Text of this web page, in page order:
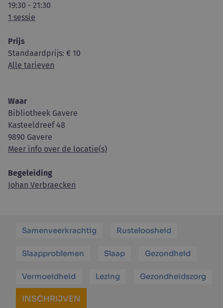
19:30 - 21:30
1 sessie
Prijs
Standaardprijs: € 10
Alle tarieven
Waar
Bibliotheek Gavere
Kasteeldreef 48
9890 Gavere
Meer info over de locatie(s)
Begeleiding
Johan Verbraecken
Samenveerkrachtig Rusteloosheid
Slaapproblemen Slaap Gezondheid
Vermoeidheid Lezing Gezondheidszorg
INSCHRIJVEN